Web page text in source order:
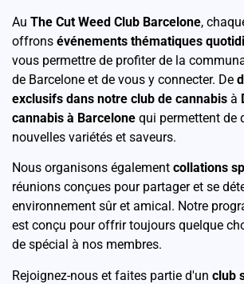
Au The Cut Weed Club Barcelone,
offrons événements thématiques
vous permettre de profiter de la
de Barcelone et de vous y connecter. De
exclusifs dans notre club de cannabis à
cannabis à Barcelone qui permettent de
nouvelles variétés et saveurs.
Nous organisons également collations
réunions conçues pour partager et se
environnement sûr et amical. Notre
est conçu pour offrir toujours quelque
de spécial à nos membres.
Rejoignez-nous et faites partie d'un club